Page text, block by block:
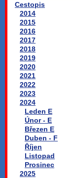
Cestopis
2014
2015
2016
2017
2018
2019
2020
2021
2022
2023
2024
Leden E
Únor - E
Březen E
Duben - F
Říjen
Listopad
Prosinec
2025